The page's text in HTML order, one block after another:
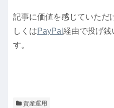
記事に価値を感じていただ
しくはPayPal 経由で投げ銭
す。
資産運用